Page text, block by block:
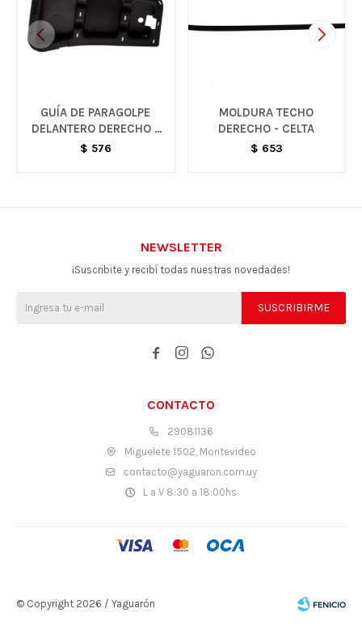
GUÍA DE PARAGOLPE
DELANTERO DERECHO -
S10
$ 576
MOLDURA TECHO
DERECHO - CELTA
$ 653
CONTACTO
29081136
Miguelete 1502, Montevideo
contacto@yaguaron.com.uy
L a V 8:30 a 18:00hs
NEWSLETTER
¡Suscribite y recibí todas nuestras novedades!
SUSCRIBIRME
  
© Copyright 2026 / Yaguarón